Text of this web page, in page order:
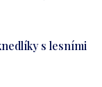
s lesními